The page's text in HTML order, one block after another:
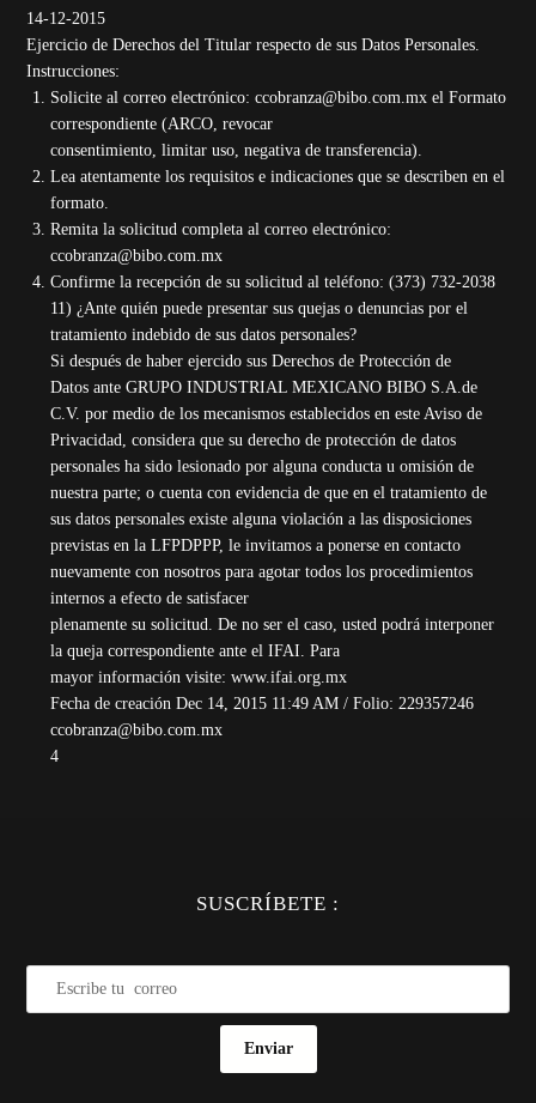
14-12-2015
Ejercicio de Derechos del Titular respecto de sus Datos Personales.
Instrucciones:
Solicite al correo electrónico: ccobranza@bibo.com.mx el Formato
correspondiente (ARCO, revocar
consentimiento, limitar uso, negativa de transferencia).
Lea atentamente los requisitos e indicaciones que se describen en el
formato.
Remita la solicitud completa al correo electrónico:
ccobranza@bibo.com.mx
Confirme la recepción de su solicitud al teléfono: (373) 732-2038
11) ¿Ante quién puede presentar sus quejas o denuncias por el
tratamiento indebido de sus datos personales?
Si después de haber ejercido sus Derechos de Protección de
Datos ante GRUPO INDUSTRIAL MEXICANO BIBO S.A.de
C.V. por medio de los mecanismos establecidos en este Aviso de
Privacidad, considera que su derecho de protección de datos
personales ha sido lesionado por alguna conducta u omisión de
nuestra parte; o cuenta con evidencia de que en el tratamiento de
sus datos personales existe alguna violación a las disposiciones
previstas en la LFPDPPP, le invitamos a ponerse en contacto
nuevamente con nosotros para agotar todos los procedimientos
internos a efecto de satisfacer
plenamente su solicitud. De no ser el caso, usted podrá interponer
la queja correspondiente ante el IFAI. Para
mayor información visite: www.ifai.org.mx
Fecha de creación Dec 14, 2015 11:49 AM / Folio: 229357246
ccobranza@bibo.com.mx
4
SUSCRÍBETE :
Enviar